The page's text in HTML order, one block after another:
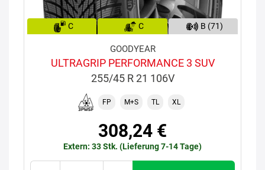
C C B (71)
GOODYEAR
ULTRAGRIP PERFORMANCE 3 SUV
255/45 R 21 106V
FP M+S TL XL
308,24 €
Extern: 33 Stk. (Lieferung 7-14 Tage)